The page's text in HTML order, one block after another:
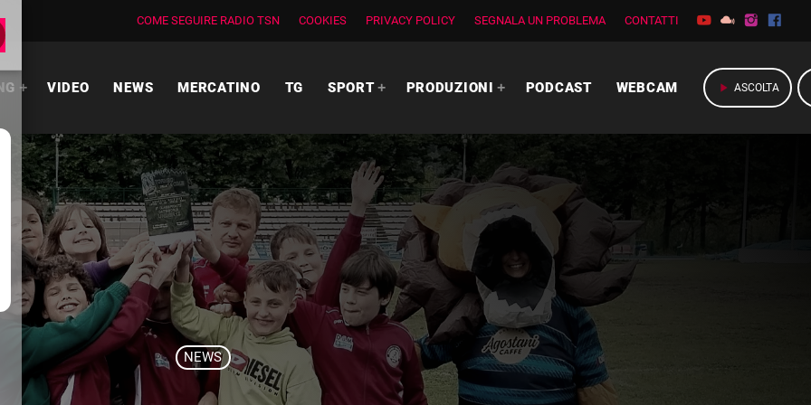
COME SEGUIRE RADIO TSN COOKIES PRIVACY POLICY SEGNALA UN PROBLEMA CONTATTI
VIDEO NEWS MERCATINO TG SPORT PRODUZIONI PODCAST WEBCAM play_arrow ASCOLTA
NEWS